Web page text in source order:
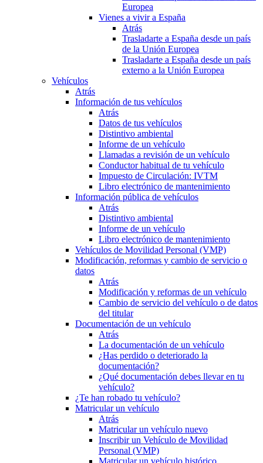
Europea
Vienes a vivir a España
Atrás
Trasladarte a España desde un país
de la Unión Europea
Trasladarte a España desde un país
externo a la Unión Europea
Vehículos
Atrás
Información de tus vehículos
Atrás
Datos de tus vehículos
Distintivo ambiental
Informe de un vehículo
Llamadas a revisión de un vehículo
Conductor habitual de tu vehículo
Impuesto de Circulación: IVTM
Libro electrónico de mantenimiento
Información pública de vehículos
Atrás
Distintivo ambiental
Informe de un vehículo
Libro electrónico de mantenimiento
Vehículos de Movilidad Personal (VMP)
Modificación, reformas y cambio de servicio o
datos
Atrás
Modificación y reformas de un vehículo
Cambio de servicio del vehículo o de datos
del titular
Documentación de un vehículo
Atrás
La documentación de un vehículo
¿Has perdido o deteriorado la
documentación?
¿Qué documentación debes llevar en tu
vehículo?
¿Te han robado tu vehículo?
Matricular un vehículo
Atrás
Matricular un vehículo nuevo
Inscribir un Vehículo de Movilidad
Personal (VMP)